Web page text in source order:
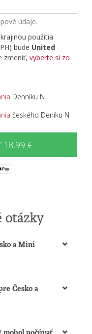
údaje.
použitia
bude United
zmeniť, vyberte si zo
Denníku N
českého Deníku N
18,99 €
otázky
a Mini
a
Česko a